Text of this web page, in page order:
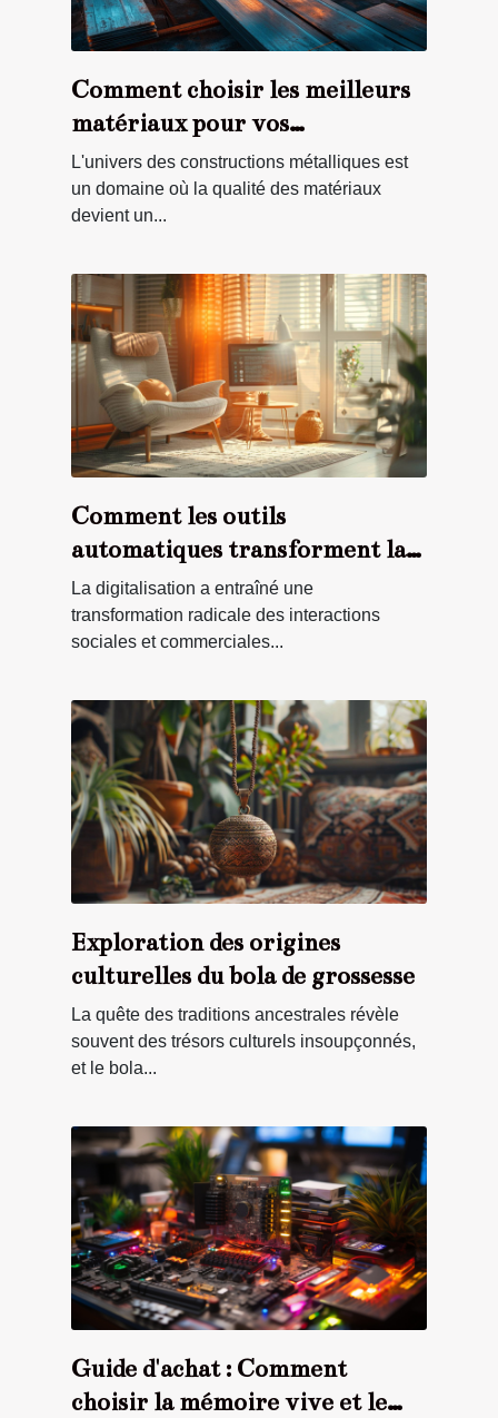
Comment choisir les meilleurs
matériaux pour vos
constructions métalliques
L'univers des constructions métalliques est
un domaine où la qualité des matériaux
devient un...
Comment les outils
automatiques transforment la
participation aux concours en
ligne
La digitalisation a entraîné une
transformation radicale des interactions
sociales et commerciales...
Exploration des origines
culturelles du bola de grossesse
La quête des traditions ancestrales révèle
souvent des trésors culturels insoupçonnés,
et le bola...
Guide d'achat : Comment
choisir la mémoire vive et le